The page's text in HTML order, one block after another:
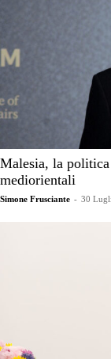
Malesia, la
mediorientali
Simone Frusciante - 30